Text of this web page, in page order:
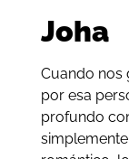
Joha
Cuando nos
por esa
profundo
simplemente